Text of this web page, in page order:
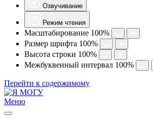
Озвучивание
Режим чтения
Масштабирование 100%
Размер шрифта 100%
Высота строки 100%
Межбуквенный интервал 100%
Перейти к содержимому
Меню